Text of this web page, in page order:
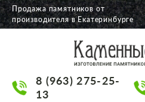
О КОМПАНИИ
НАШИ РАБОТЫ
Продажа памятников от
производителя в Екатеринбурге
8 (963) 275-25-
13